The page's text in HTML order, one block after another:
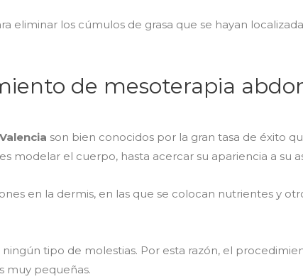
eliminar los cúmulos de grasa que se hayan
de mesoterapia
son bien conocidos por la gran tasa de éxito
modelar el cuerpo, hasta acercar su apariencia a su
en la dermis, en las que se colocan nutrientes y
tipo de molestias. Por esta razón, el
muy pequeñas.